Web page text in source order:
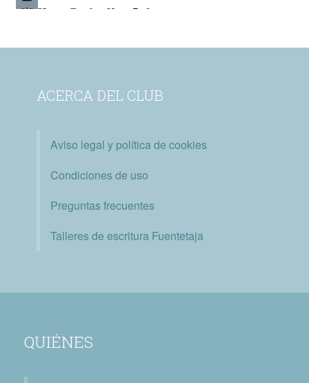
ACERCA DEL CLUB
Aviso legal y política de cookies
Condiciones de uso
Preguntas frecuentes
Talleres de escritura Fuentetaja
QUIÉNES